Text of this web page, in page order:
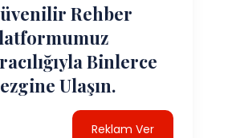
Rehber
Binlerce
Ulaşın.
Reklam Ver